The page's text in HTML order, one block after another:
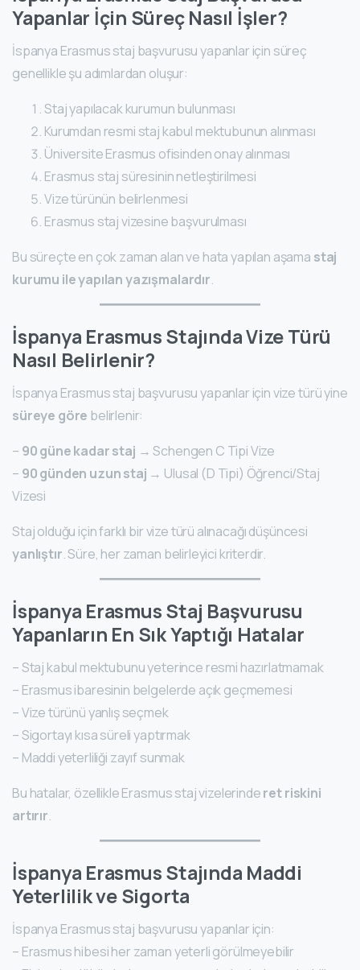
Yapanlar İçin Süreç Nasıl İşler?
İspanya Erasmus staj başvurusu yapanlar için süreç
genellikle şu adımlardan oluşur:
Staj yapılacak kurumun bulunması
Kurumdan resmi staj kabul mektubunun alınması
Üniversite Erasmus ofisinden onay alınması
Erasmus staj süresinin netleştirilmesi
Vize türünün belirlenmesi
Erasmus staj vizesine başvurulması
Bu süreçte en çok zaman alan ve hata yapılan aşama staj
kurumu ile yapılan yazışmalardır.
İspanya Erasmus Stajında Vize Türü
Nasıl Belirlenir?
İspanya Erasmus staj başvurusu yapanlar için vize türü yine
süreye göre belirlenir:
– 90 güne kadar staj → Schengen C Tipi Vize
– 90 günden uzun staj → Ulusal (D Tipi) Öğrenci/Staj
Vizesi
Staj olduğu için farklı bir vize türü alınacağı düşüncesi
yanlıştır. Süre, her zaman belirleyici kriterdir.
İspanya Erasmus Staj Başvurusu
Yapanların En Sık Yaptığı Hatalar
– Staj kabul mektubunu yeterince resmi hazırlatmamak
– Erasmus ibaresinin belgelerde açık geçmemesi
– Vize türünü yanlış seçmek
– Sigortayı kısa süreli yaptırmak
– Maddi yeterliliği zayıf sunmak
Bu hatalar, özellikle Erasmus staj vizelerinderet riskini
artırır.
İspanya Erasmus Stajında Maddi
Yeterlilik ve Sigorta
İspanya Erasmus staj başvurusu yapanlar için:
– Erasmus hibesi her zaman yeterli görülmeyebilir